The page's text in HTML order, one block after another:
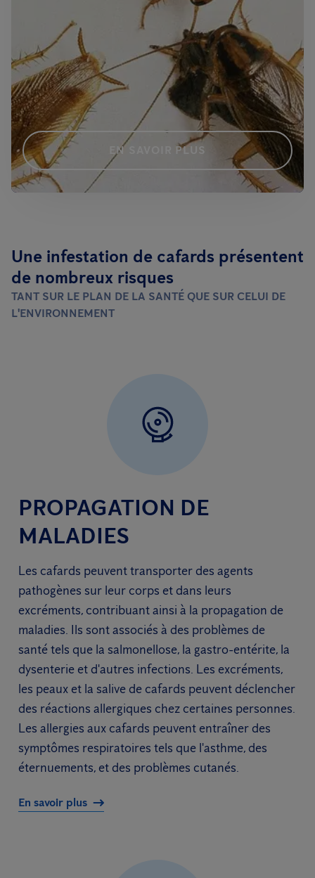
EN SAVOIR PLUS
Une infestation de cafards présentent
de nombreux risques
TANT SUR LE PLAN DE LA SANTÉ QUE SUR CELUI DE
L'ENVIRONNEMENT
PROPAGATION DE
MALADIES
Les cafards peuvent transporter des agents
pathogènes sur leur corps et dans leurs
excréments, contribuant ainsi à la propagation de
maladies. Ils sont associés à des problèmes de
santé tels que la salmonellose, la gastro-entérite, la
dysenterie et d'autres infections. Les excréments,
les peaux et la salive de cafards peuvent déclencher
des réactions allergiques chez certaines personnes.
Les allergies aux cafards peuvent entraîner des
symptômes respiratoires tels que l'asthme, des
éternuements, et des problèmes cutanés.
En savoir plus